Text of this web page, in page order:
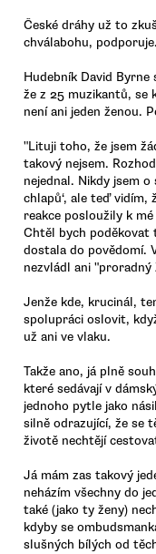
České dráhy už to
chválabohu, podporuje.
Hudebník David
že z 25 muzikantů, se
není ani jeden ženou.
"Lituji toho, že jsem
takový nejsem.
nejednal. Nikdy jsem o
chlapů‘, ale teď vidím,
reakce posloužily k mé
Chtěl bych poděkovat
dostala do povědomí.
nezvládl ani "proradný
Jenže kde, krucinál,
spolupráci oslovit,
už ani ve vlaku.
Takže ano, já plně
které sedávají v
jednoho pytle jako
silně odrazující, že se
životě nechtějí
Já mám zas takový
neházím všechny do
také (jako ty ženy)
kdyby se
slušných bílých od